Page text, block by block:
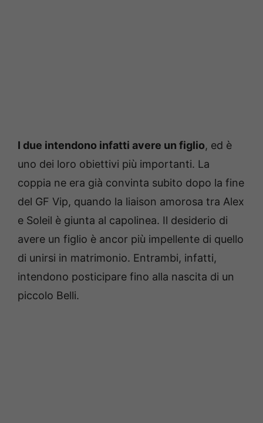
I due intendono infatti avere un figlio, ed è
uno dei loro obiettivi più importanti. La
coppia ne era già convinta subito dopo la fine
del GF Vip, quando la liaison amorosa tra Alex
e Soleil è giunta al capolinea. Il desiderio di
avere un figlio è ancor più impellente di quello
di unirsi in matrimonio. Entrambi, infatti,
intendono posticipare fino alla nascita di un
piccolo Belli.